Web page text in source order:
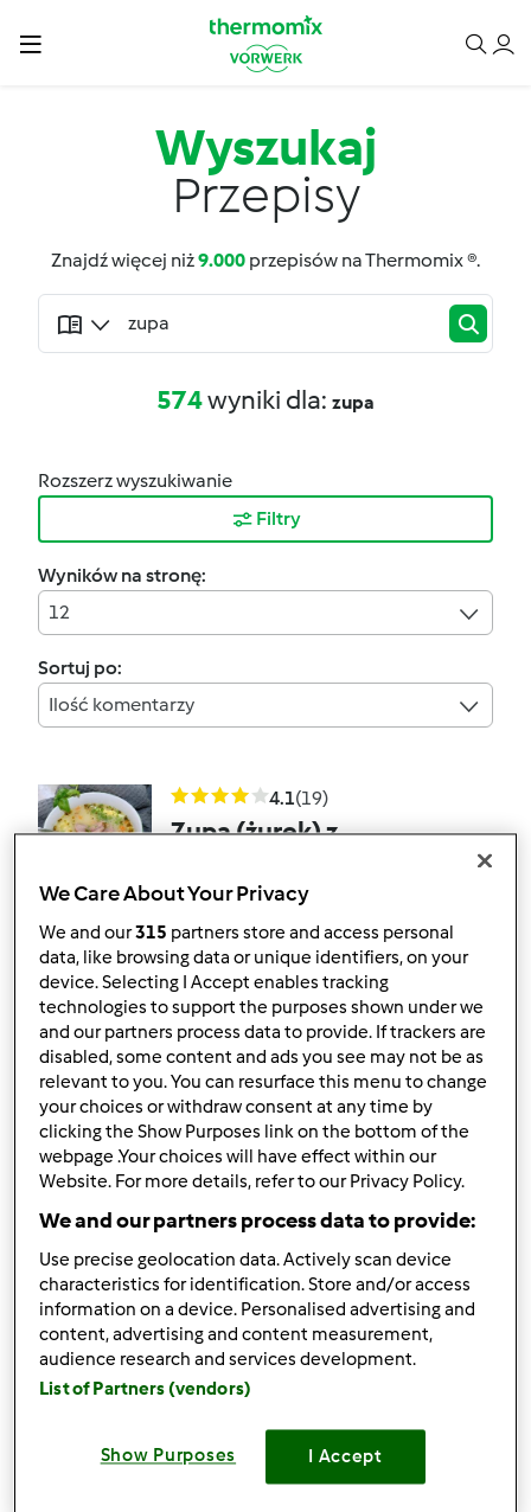
Wyszukaj
Przepisy
Znajdź więcej niż9.000 przepisów na Thermomix ®.
574wyniki dla: zupa
Rozszerz wyszukiwanie
Filtry
Wyników na stronę:
12
Sortuj po:
Ilość komentarzy
4.1(19)
Zupa (żurek) z
przezGość
16 21 Łatwy 4 1h 10min
4.2(15)
Krem z dyni || zupa
dyniowa
przezGość
20min
4.4(21)
WEGETARIAŃSKA
ZUPA OGÓRKOWA Z
We Care About Your Privacy
We and our315 partners store and access personal
data, like browsing data or unique identifiers, on your
device. Selecting I Accept enables tracking
technologies to support the purposes shown under we
and our partners process data to provide. If trackers are
disabled, some content and ads you see may not be as
relevant to you. You can resurface this menu to change
your choices or withdraw consent at any time by
clicking the Show Purposes link on the bottom of the
webpage .Your choices will have effect within our
Website. For more details, refer to our Privacy Policy.
We and our partners process data to provide:
Use precise geolocation data. Actively scan device
characteristics for identification. Store and/or access
information on a device. Personalised advertising and
content, advertising and content measurement,
audience research and services development.
List of Partners (vendors)
Show Purposes I Accept